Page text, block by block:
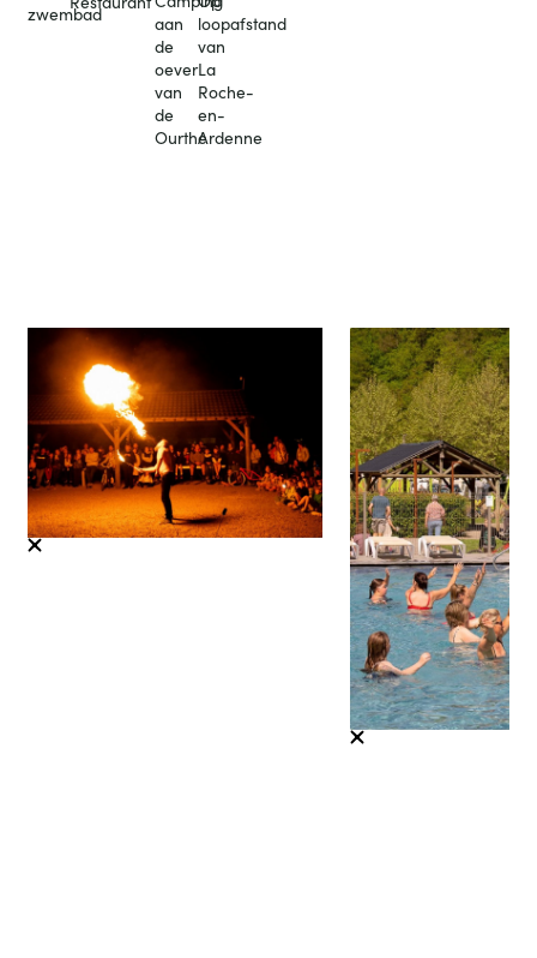
zwembad
aan
de
oever
van
de
Ourthe
loopafstand
van
La
Roche-
en-
Ardenne
slide